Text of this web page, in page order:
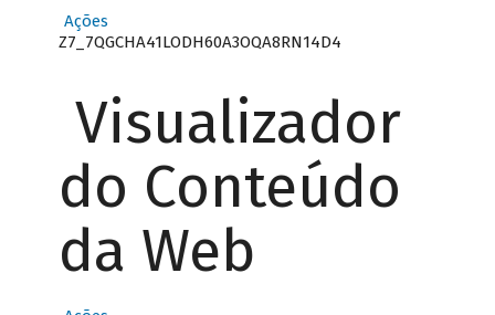
Ações
Z7_7QGCHA41LODH60A3OQA8RN14D4
Visualizador
do Conteúdo
da Web